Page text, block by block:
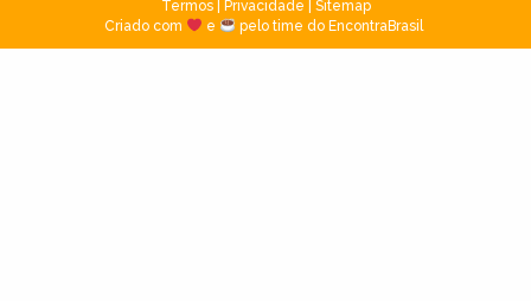
Termos| Privacidade
Sitemap
Criado com
e pelo time do EncontraBrasil